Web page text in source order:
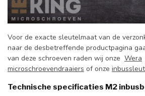
Voor de exacte sleutelmaat van de
naar de desbetreffende productpagina
van deze schroeven raden wij onze Wera
microschroevendraaiers of onze
Technische specificaties M2